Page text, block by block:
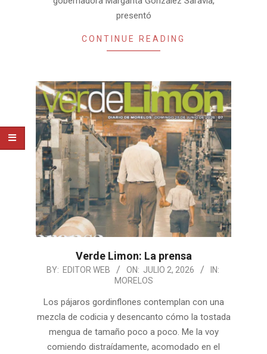
presentó
CONTINUE READING
Verde Limon: La prensa
2026-
02
BY: EDITOR WEB ON: JULIO 2, 2026
IN:
MORELOS
Los pája­ros gor­din­flo­nes con­tem­plan con una
mez­cla de codi­cia y desen­canto cómo la tos­tada
men­gua de tamaño poco a poco. Me la voy
comiendo dis­traí­da­mente, aco­mo­dado en el